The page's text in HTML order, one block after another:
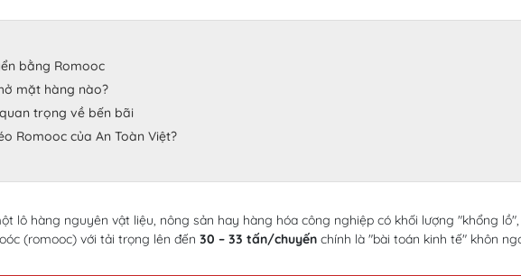
bằng Romooc
mặt hàng nào?
trọng về bến bãi
Romooc của An Toàn Việt?
lô hàng nguyên vật liệu, nông sản hay hàng hóa công nghiệp có khối lượng "khổng
(romooc) với tải trọng lên đến 30 – 33 tấn/chuyến chính là "bài toán kinh tế" khôn